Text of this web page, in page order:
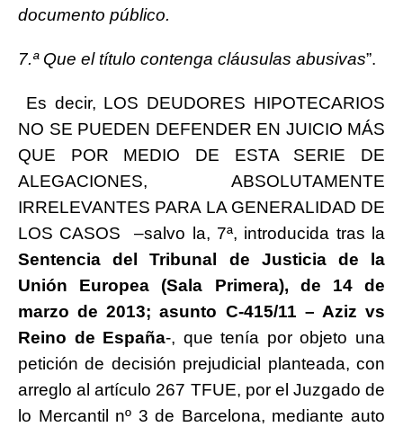
documento público.
7.ª Que el título contenga cláusulas abusivas”.
Es decir, LOS DEUDORES HIPOTECARIOS
NO SE PUEDEN DEFENDER EN JUICIO MÁS
QUE POR MEDIO DE ESTA SERIE DE
ALEGACIONES, ABSOLUTAMENTE
IRRELEVANTES PARA LA GENERALIDAD DE
LOS CASOS –salvo la, 7ª, introducida tras la
Sentencia del Tribunal de Justicia de la
Unión Europea (Sala Primera), de 14 de
marzo de 2013; asunto C-415/11 – Aziz vs
Reino de España-, que tenía por objeto una
petición de decisión prejudicial planteada, con
arreglo al artículo 267 TFUE, por el Juzgado de
lo Mercantil nº 3 de Barcelona, mediante auto